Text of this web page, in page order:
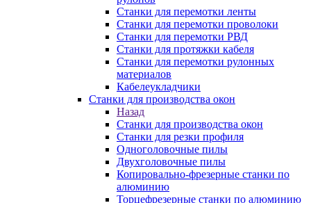
Станки для перемотки ленты
Станки для перемотки проволоки
Станки для перемотки РВД
Станки для протяжки кабеля
Станки для перемотки рулонных
материалов
Кабелеукладчики
Станки для производства окон
Назад
Станки для производства окон
Станки для резки профиля
Одноголовочные пилы
Двухголовочные пилы
Копировально-фрезерные станки по
алюминию
Торцефрезерные станки по алюминию